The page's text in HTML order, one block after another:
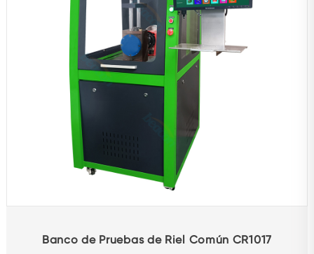
Banco de Pruebas de Riel Común CR1017